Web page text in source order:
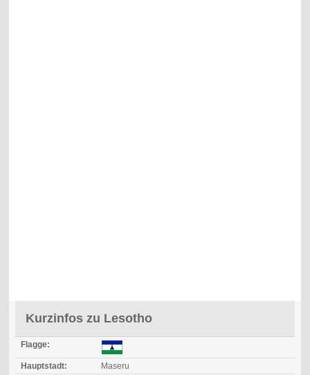
Kurzinfos zu Lesotho
Flagge:
Hauptstadt:
Maseru